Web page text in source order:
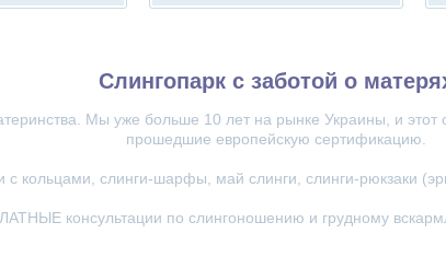
Слингопарк с заботой о
Мы уже больше 10 лет на рынке Украины, и этот
прошедшие европейскую сертификацию.
с кольцами, слинги-шарфы, май слинги, слинги-рюкзаки
консультации по слингоношению и грудному